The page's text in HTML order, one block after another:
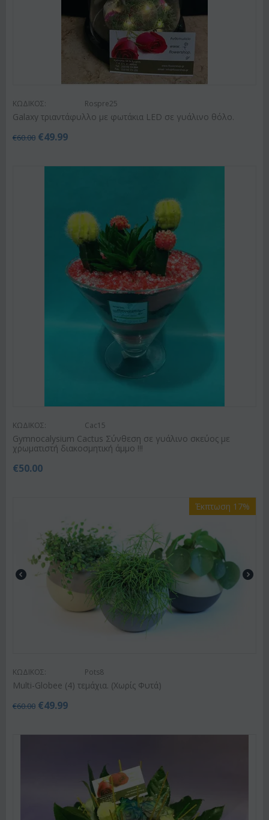
ΚΩΔΙΚΟΣ: Rospre25
Galaxy τριαντάφυλλο με φωτάκια LED σε γυάλινο θόλο.
€60.00 €49.99
ΚΩΔΙΚΟΣ: Cac15
Gymnocalysium Cactus Σύνθεση σε γυάλινο σκεύος με
χρωματιστή διακοσμητική άμμο !!!
€50.00
Έκπτωση 17%
ΚΩΔΙΚΟΣ: Pots8
Multi-Globee (4) τεμάχια. (Χωρίς Φυτά)
€60.00 €49.99